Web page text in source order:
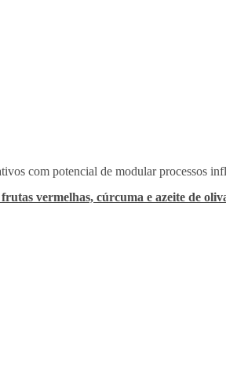
com potencial de modular processos
frutas vermelhas, cúrcuma e azeite de